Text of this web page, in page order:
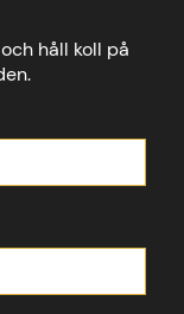
håll koll på